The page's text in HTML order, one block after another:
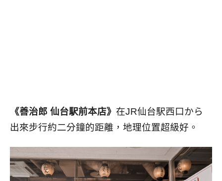
《善治郎 仙台駅前本店》 在JR仙台駅西口から
出來步行約二分鐘的距離，地理位置超級好。